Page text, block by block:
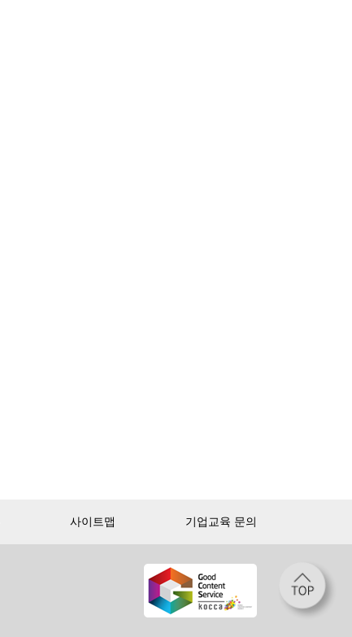
첫 달 무제한 이용
사이트맵 기업교육 문의